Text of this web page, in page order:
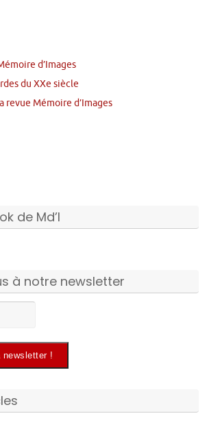
d’Images
du XXe siècle
revue Mémoire d’Images
de Md’I
à notre newsletter